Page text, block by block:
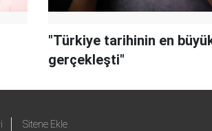
"Türkiye tarihinin en büyük
gerçekleşti"
Sitene Ekle